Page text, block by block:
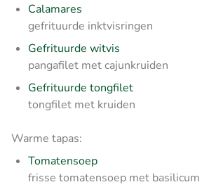
Calamares
gefrituurde inktvisringen
Gefrituurde witvis
pangafilet met cajunkruiden
Gefrituurde tongfilet
tongfilet met kruiden
Warme tapas:
Tomatensoep
frisse tomatensoep met basilicum